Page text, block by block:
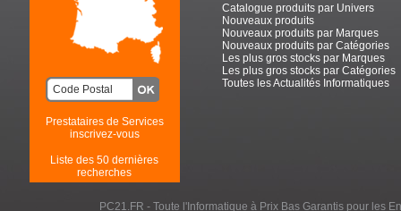
Prestataires de Services
inscrivez-vous
Liste des 50 dernières
recherches
Catalogue produits par Univers
Nouveaux produits
Nouveaux produits par Marques
Nouveaux produits par Catégories
Les plus gros stocks par Marques
Les plus gros stocks par Catégories
Toutes les Actualités Informatiques
PC21.FR - Toute l'Informatique à Prix Bas Garantis pour les